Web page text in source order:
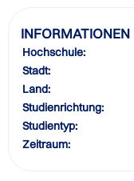
INFORMATIONEN
Hochschule:
Stadt:
Land:
Studienrichtung:
Studientyp:
Zeitraum: